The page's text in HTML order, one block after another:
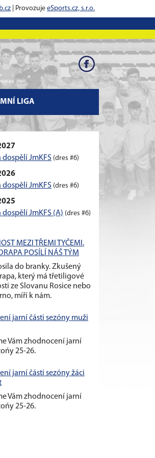
| Provozuje eSports.cz, s.r.o.
LIGA
dospělí JmKFS (dres #6)
dospělí JmKFS (dres #6)
dospělí JmKFS (A) (dres #6)
MEZI TŘEMI TYČEMI.
POSÍLÍ NÁŠ TÝM
do branky. Zkušený
který má třetiligové
ze Slovanu Rosice nebo
míří k nám.
jarní části sezóny muži
Vám zhodnocení jarní
25-26.
jarní části sezóny žáci
Vám zhodnocení jarní
25-26.